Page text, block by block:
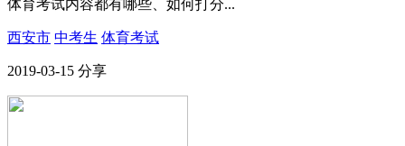
体育考试内容都有哪些、如何打分...
西安市 中考生 体育考试
2019-03-15 分享